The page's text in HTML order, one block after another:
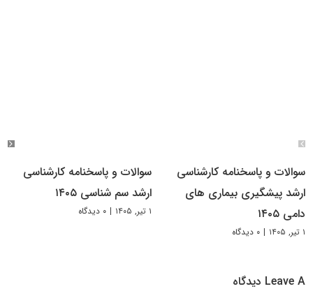
سوالات و پاسخنامه کارشناسی
ارشد پیشگیری بیماری های
دامی ۱۴۰۵
۱ تیر, ۱۴۰۵ | ۰ دیدگاه
سوالات و پاسخنامه کارشناسی
ارشد سم شناسی ۱۴۰۵
۱ تیر, ۱۴۰۵ | ۰ دیدگاه
Leave A دیدگاه